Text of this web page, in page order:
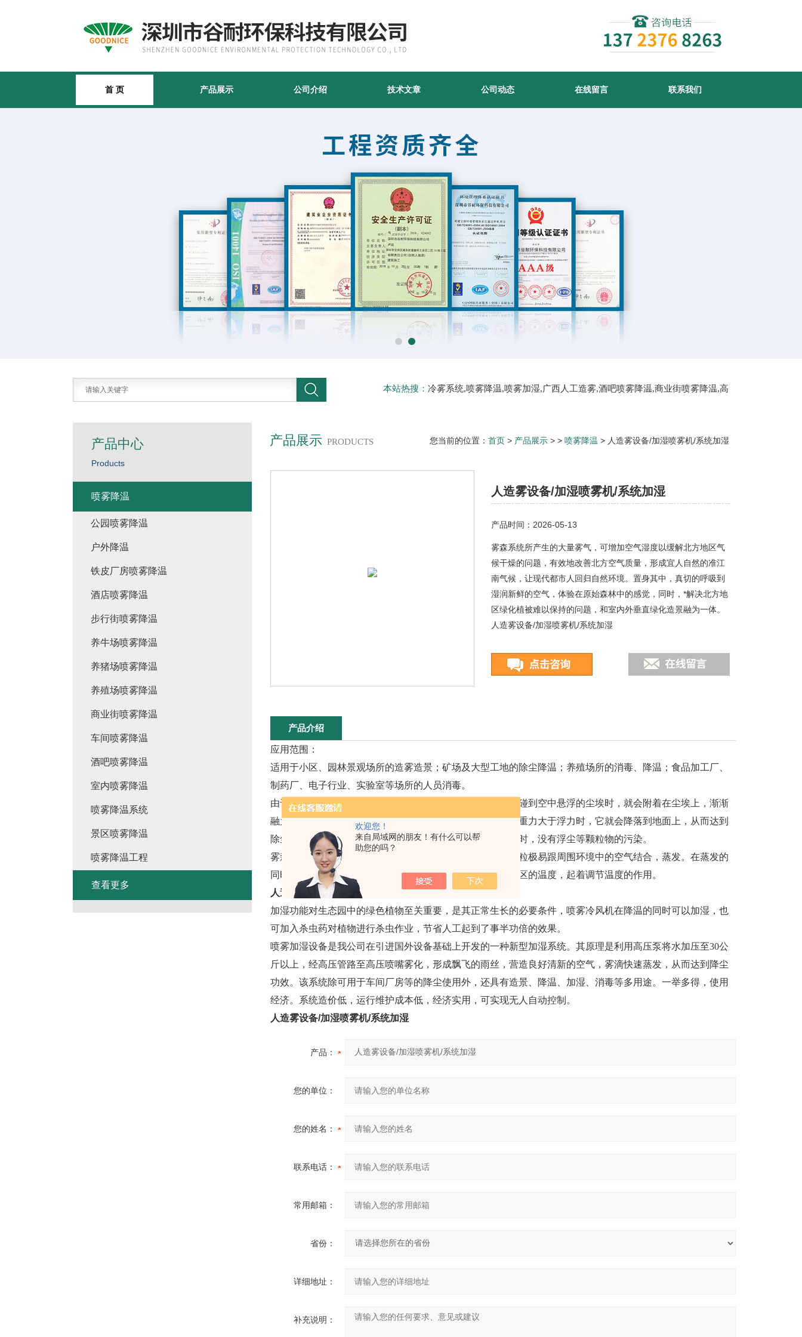
欢迎您！
来自局域网的朋友！有什么可以帮
助您的吗？
首 页 产品展示 公司介绍 技术文章 公司动态 在线留言 联系我们
本站热搜： 冷雾系统,喷雾降温,喷雾加湿,广西人工造雾,酒吧喷雾降温,商业街喷雾降温,高
产品展示 PRODUCTS 您当前的位置： 首页 > 产品展示 > > 喷雾降温 > 人造雾设备/加湿喷雾机/系统加湿
人造雾设备/加湿喷雾机/系统加湿
产品时间：2026-05-13
雾森系统所产生的大量雾气，可增加空气湿度以缓解北方地区气
候干燥的问题，有效地改善北方空气质量，形成宜人自然的准江
南气候，让现代都市人回归自然环境。置身其中，真切的呼吸到
湿润新鲜的空气，体验在原始森林中的感觉，同时，*解决北方地
区绿化植被难以保持的问题，和室内外垂直绿化造景融为一体。
人造雾设备/加湿喷雾机/系统加湿
产品介绍
应用范围：
适用于小区、园林景观场所的造雾造景；矿场及大型工地的除尘降温；养殖场所的消毒、降温；食品加工厂、
制药厂、电子行业、实验室等场所的人员消毒。
由于雾粒直径非常小，可长期飘逸于空气中，当一颗颗雾粒碰到空中悬浮的尘埃时，就会附着在尘埃上，渐渐
融为一体。当空气中悬浮的尘埃重量增加到一定程度，它的重力大于浮力时，它就会降落到地面上，从而达到
除尘、净化空气的目的，保证了在人群的大量携尘进出的同时，没有浮尘等颗粒物的污染。
雾森系统工作时可喷洒出大量的微小水颗粒，这些微小水颗粒极易跟周围环境中的空气结合，蒸发。在蒸发的
同时可以快速吸取周围环境的热量，从而有效地控制局部地区的温度，起着调节温度的作用。
人造雾设备/加湿喷雾机/系统加湿
加湿功能对生态园中的绿色植物至关重要，是其正常生长的必要条件，喷雾冷风机在降温的同时可以加湿，也
可加入杀虫药对植物进行杀虫作业，节省人工起到了事半功倍的效果。
喷雾加湿设备是我公司在引进国外设备基础上开发的一种新型加湿系统。其原理是利用高压泵将水加压至30公
斤以上，经高压管路至高压喷嘴雾化，形成飘飞的雨丝，营造良好清新的空气，雾滴快速蒸发，从而达到降尘
功效。该系统除可用于车间厂房等的降尘使用外，还具有造景、降温、加湿、消毒等多用途。一举多得，使用
经济。系统造价低，运行维护成本低，经济实用，可实现无人自动控制。
人造雾设备/加湿喷雾机/系统加湿
产品：
您的单位：
您的姓名：
联系电话：
常用邮箱：
省份：
详细地址：
补充说明：
产品中心
Products
喷雾降温
公园喷雾降温
户外降温
铁皮厂房喷雾降温
酒店喷雾降温
步行街喷雾降温
养牛场喷雾降温
养猪场喷雾降温
养殖场喷雾降温
商业街喷雾降温
车间喷雾降温
酒吧喷雾降温
室内喷雾降温
喷雾降温系统
景区喷雾降温
喷雾降温工程
查看更多